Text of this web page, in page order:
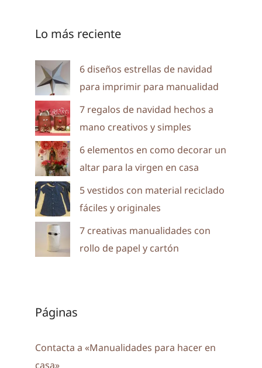
Lo más reciente
6 diseños estrellas de navidad
para imprimir para manualidad
7 regalos de navidad hechos a
mano creativos y simples
6 elementos en como decorar un
altar para la virgen en casa
5 vestidos con material reciclado
fáciles y originales
7 creativas manualidades con
rollo de papel y cartón
Páginas
Contacta a «Manualidades para hacer en
casa»